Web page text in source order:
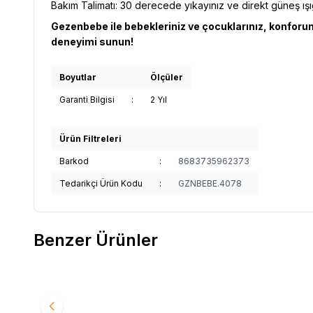
Bakım Talimatı: 30 derecede yıkayınız ve direkt güneş
Gezenbebe ile bebekleriniz ve çocuklarınız,
deneyimi sunun!
Boyutlar Ölçüler
Garanti Bilgisi : 2 Yıl
Ürün Filtreleri
Barkod : 8683735962373
Tedarikçi Ürün Kodu : GZNBEBE.4078
Benzer Ürünler